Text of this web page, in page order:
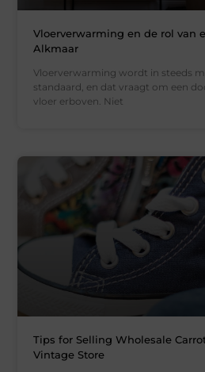
Vloerverwarming en de rol van
Alkmaar
Vloerverwarming wordt in steeds
standaard, en dat vraagt om een
vloer erboven. Niet
Tips for Selling Wholesale
Vintage Store